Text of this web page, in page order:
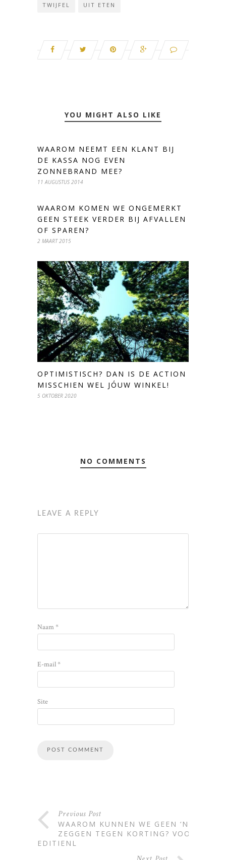
TWIJFEL UIT ETEN
YOU MIGHT ALSO LIKE
WAAROM NEEMT EEN KLANT BIJ
DE KASSA NOG EVEN
ZONNEBRAND MEE?
11 AUGUSTUS 2014
WAAROM KOMEN WE ONGEMERKT
GEEN STEEK VERDER BIJ AFVALLEN
OF SPAREN?
2 MAART 2015
OPTIMISTISCH? DAN IS DE ACTION
MISSCHIEN WEL JÓUW WINKEL!
5 OKTOBER 2020
NO COMMENTS
LEAVE A REPLY
Naam*
E-mail*
Site
Previous Post
WAAROM KUNNEN WE GEEN ‘NEE’
ZEGGEN TEGEN KORTING? VOOR
EDITIENL